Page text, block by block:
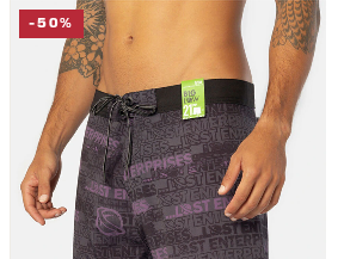
-50%